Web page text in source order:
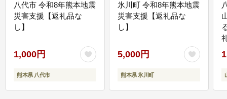
八代市 令和8年熊本地震
災害支援【返礼品な
し】
1,000円
熊本県 八代市
氷川町 令和8年熊本地震
災害支援【返礼品な
し】
5,000円
熊本県 氷川町